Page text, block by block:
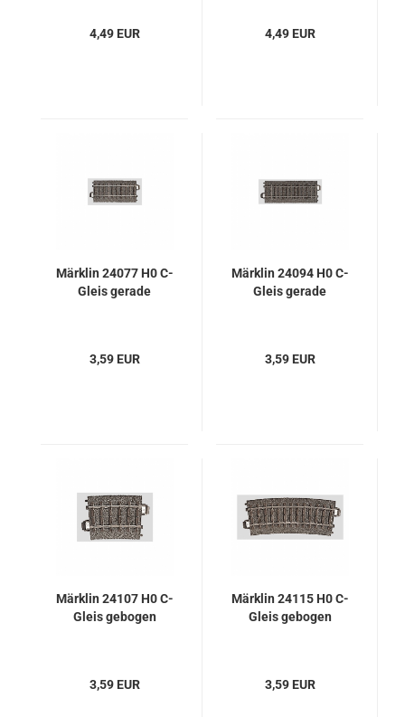
4,49 EUR 4,49 EUR
Märklin 24077 H0 C-
Gleis gerade
3,59 EUR
Märklin 24094 H0 C-
Gleis gerade
3,59 EUR
Märklin 24107 H0 C-
Gleis gebogen
3,59 EUR
Märklin 24115 H0 C-
Gleis gebogen
3,59 EUR